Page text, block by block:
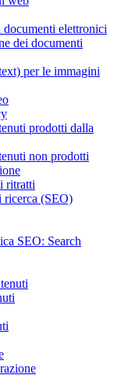
elettronici
dei documenti
per le immagini
prodotti dalla
non prodotti
ritratti
ricerca (SEO)
SEO: Search